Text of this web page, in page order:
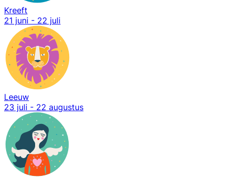
Kreeft
21 juni - 22 juli
Leeuw
23 juli - 22 augustus